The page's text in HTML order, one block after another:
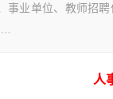
事业单位、教师招
人